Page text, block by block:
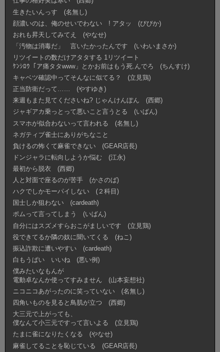
生きたいんっす (名無し)
顔濃いのは、俺のせいでわない ! アタッ (ぴぴか)
おれも昇天してみてえ (やなせ)
「汚物は消毒だ」 言いたかったんです (いわいまさか)
リツイートの数だけアタタする 1リツイート
ｹﾝｼﾛｳ「ア痛タタwww」とかお前はもう死.んでろ (ちんすけ)
キャベツ確認中ってそんなに似てる？ (立見鶏)
正当防衛だって…… (やすゆき)
来週もまた見てくださいね? じゃんけんぽん (西郷)
ジャギアカ乗っとって悪いこと言うとる (いばん)
スマホが似合わないって言われる (名無し)
ネガティブ雀士にありがちなこと
負けるの怖くて麻雀できない (GEAR店長)
ドンジャラに転向しようか悩む (江永)
最初から脱衣 (西郷)
人と対面で座るのが苦手 (かさのば)
ハクでしかモーパイしない (２科目)
国士しか狙わない (cardeath)
ポムって言ってしまう (いばん)
自分にはスズメすらおこがましいです (立見鶏)
役できてるか隣の奴に聞いてくる (ねこ)
振込詐欺に遭いやすい (cardeath)
白もうぱい いいね (悪い例)
僕みたいなもんが
電動卓なんか使ってすみません (山本妄想社)
ニコニコあがったのに笑っていない (名無し)
四角いものを見ると鳥肌が立つ (西郷)
大三元で上がっても、
僕なんて小三元ですって言いよる (立見鶏)
たまに雀になりたくなる (やなせ)
麻雀してることを恥じている (GEAR店長)